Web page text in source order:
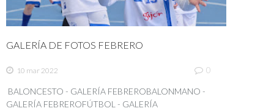
GALERÍA DE FOTOS FEBRERO
10 mar 2022 0
BALONCESTO - GALERÍA FEBREROBALONMANO -
GALERÍA FEBREROFÚTBOL - GALERÍA